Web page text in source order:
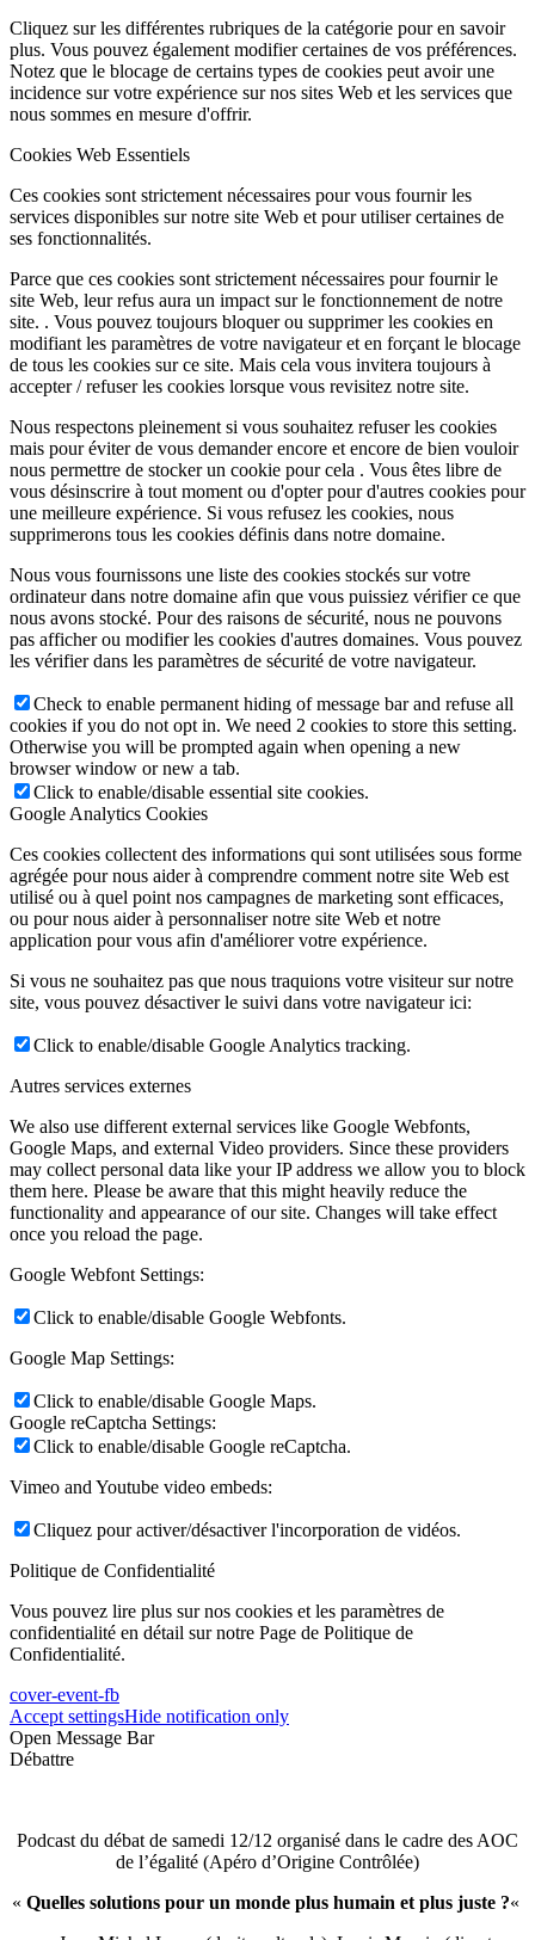
Cliquez sur les différentes rubriques de la catégorie pour en savoir
plus. Vous pouvez également modifier certaines de vos préférences.
Notez que le blocage de certains types de cookies peut avoir une
incidence sur votre expérience sur nos sites Web et les services que
nous sommes en mesure d'offrir.
Cookies Web Essentiels
Ces cookies sont strictement nécessaires pour vous fournir les
services disponibles sur notre site Web et pour utiliser certaines de
ses fonctionnalités.
Parce que ces cookies sont strictement nécessaires pour fournir le
site Web, leur refus aura un impact sur le fonctionnement de notre
site. . Vous pouvez toujours bloquer ou supprimer les cookies en
modifiant les paramètres de votre navigateur et en forçant le blocage
de tous les cookies sur ce site. Mais cela vous invitera toujours à
accepter / refuser les cookies lorsque vous revisitez notre site.
Nous respectons pleinement si vous souhaitez refuser les cookies
mais pour éviter de vous demander encore et encore de bien vouloir
nous permettre de stocker un cookie pour cela . Vous êtes libre de
vous désinscrire à tout moment ou d'opter pour d'autres cookies pour
une meilleure expérience. Si vous refusez les cookies, nous
supprimerons tous les cookies définis dans notre domaine.
Nous vous fournissons une liste des cookies stockés sur votre
ordinateur dans notre domaine afin que vous puissiez vérifier ce que
nous avons stocké. Pour des raisons de sécurité, nous ne pouvons
pas afficher ou modifier les cookies d'autres domaines. Vous pouvez
les vérifier dans les paramètres de sécurité de votre navigateur.
Check to enable permanent hiding of message bar and refuse all
cookies if you do not opt in. We need 2 cookies to store this setting.
Otherwise you will be prompted again when opening a new
browser window or new a tab.
Click to enable/disable essential site cookies.
Google Analytics Cookies
Ces cookies collectent des informations qui sont utilisées sous forme
agrégée pour nous aider à comprendre comment notre site Web est
utilisé ou à quel point nos campagnes de marketing sont efficaces,
ou pour nous aider à personnaliser notre site Web et notre
application pour vous afin d'améliorer votre expérience.
Si vous ne souhaitez pas que nous traquions votre visiteur sur notre
site, vous pouvez désactiver le suivi dans votre navigateur ici:
Click to enable/disable Google Analytics tracking.
Autres services externes
We also use different external services like Google Webfonts,
Google Maps, and external Video providers. Since these providers
may collect personal data like your IP address we allow you to block
them here. Please be aware that this might heavily reduce the
functionality and appearance of our site. Changes will take effect
once you reload the page.
Google Webfont Settings:
Click to enable/disable Google Webfonts.
Google Map Settings:
Click to enable/disable Google Maps.
Google reCaptcha Settings:
Click to enable/disable Google reCaptcha.
Vimeo and Youtube video embeds:
Cliquez pour activer/désactiver l'incorporation de vidéos.
Politique de Confidentialité
Vous pouvez lire plus sur nos cookies et les paramètres de
confidentialité en détail sur notre Page de Politique de
Confidentialité.
cover-event-fb
Accept settingsHide notification only
Open Message Bar
Débattre
Podcast du débat de samedi 12/12 organisé dans le cadre des AOC
de l’égalité (Apéro d’Origine Contrôlée)
« Quelles solutions pour un monde plus humain et plus juste ?«